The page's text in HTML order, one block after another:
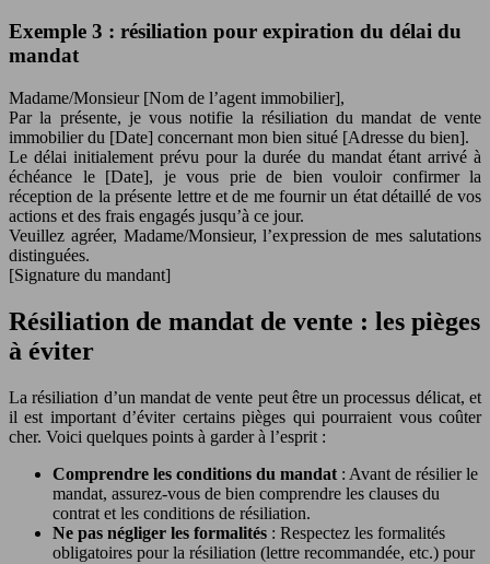
Exemple 3 : résiliation pour expiration du délai du
mandat
Madame/Monsieur [Nom de l’agent immobilier],
Par la présente, je vous notifie la résiliation du mandat de vente
immobilier du [Date] concernant mon bien situé [Adresse du bien].
Le délai initialement prévu pour la durée du mandat étant arrivé à
échéance le [Date], je vous prie de bien vouloir confirmer la
réception de la présente lettre et de me fournir un état détaillé de vos
actions et des frais engagés jusqu’à ce jour.
Veuillez agréer, Madame/Monsieur, l’expression de mes salutations
distinguées.
[Signature du mandant]
Résiliation de mandat de vente : les pièges
à éviter
La résiliation d’un mandat de vente peut être un processus délicat, et
il est important d’éviter certains pièges qui pourraient vous coûter
cher. Voici quelques points à garder à l’esprit :
Comprendre les conditions du mandat : Avant de résilier le
mandat, assurez-vous de bien comprendre les clauses du
contrat et les conditions de résiliation.
Ne pas négliger les formalités : Respectez les formalités
obligatoires pour la résiliation (lettre recommandée, etc.) pour